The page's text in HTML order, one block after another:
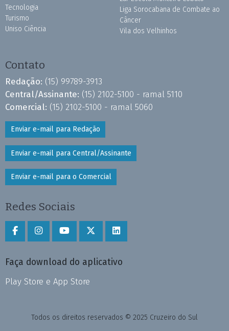
Tecnologia
Turismo
Uniso Ciência
Liga Sorocabana de Combate ao
Câncer
Vila dos Velhinhos
Contato
Redação: (15) 99789-3913
Central/Assinante: (15) 2102-5100 - ramal 5110
Comercial: (15) 2102-5100 - ramal 5060
Enviar e-mail para Redação
Enviar e-mail para Central/Assinante
Enviar e-mail para o Comercial
Redes Sociais
Faça download do aplicativo
Play Store e App Store
Todos os direitos reservados © 2025 Cruzeiro do Sul